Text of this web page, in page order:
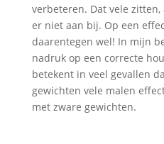
verbeteren. Dat vele
er niet aan bij. Op een
daarentegen wel! In mijn
nadruk op een correcte
betekent in veel gevallen
gewichten vele malen
met zware gewichten.